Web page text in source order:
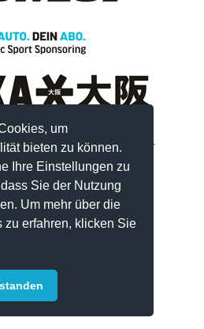
um
bieten zu können.
Ihre Einstellungen zu
Sie der Nutzung
Um mehr über die
zu erfahren, klicken Sie
Liga.com Alle Rechte vorbehalten.
|Datenschutz|Sitemap